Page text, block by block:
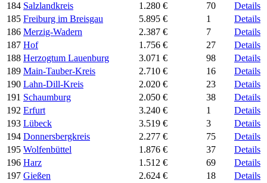
184 Salzlandkreis 1.280 € 70
Details
185 Freiburg im Breisgau 5.895 € 1
Details
186 Merzig-Wadern 2.387 € 7
Details
187 Hof 1.756 € 27
Details
188 Herzogtum Lauenburg 3.071 € 98
Details
189 Main-Tauber-Kreis 2.710 € 16
Details
190 Lahn-Dill-Kreis 2.020 € 23
Details
191 Schaumburg 2.050 € 38
Details
192 Erfurt 3.240 € 1
Details
193 Lübeck 3.519 € 3
Details
194 Donnersbergkreis 2.277 € 75
Details
195 Wolfenbüttel 1.876 € 37
Details
196 Harz 1.512 € 69
Details
197 Gießen 2.624 € 18
Details